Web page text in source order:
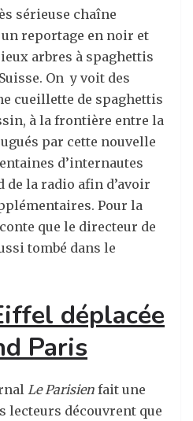
sérieuse chaîne
reportage en noir et
arbres à spaghettis
On y voit des
cueillette de spaghettis
à la frontière entre la
par cette nouvelle
d’internautes
la radio afin d’avoir
Pour la
que le directeur de
tombé dans le
déplacée
Paris
Le Parisien fait une
lecteurs découvrent que